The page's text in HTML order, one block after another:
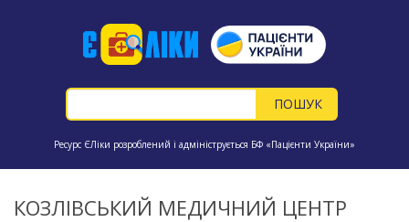
Ресурс ЄЛіки розроблений і адмініструється БФ «Пацієнти України»
КОЗЛІВСЬКИЙ МЕДИЧНИЙ ЦЕНТР